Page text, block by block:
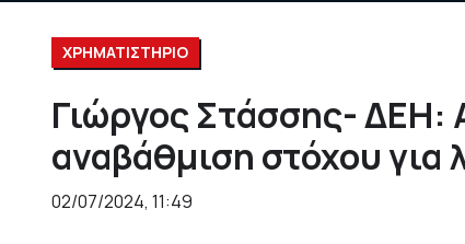
ΧΡΗΜΑΤΙΣΤΗΡΙΟ
Γιώργος Στάσσης- ΔΕΗ:
αναβάθμιση στόχου για
02/07/2024, 11:49